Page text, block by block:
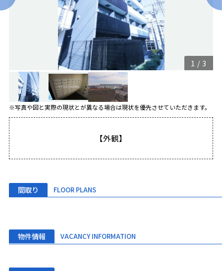
1 / 3
※写真や図と実際の現状とが異なる場合は現状を優先させていただきます。
【外観】
間取り FLOOR PLANS
物件情報 VACANCY INFORMATION